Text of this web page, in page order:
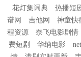
花灯集词典
热播短
谱网
吉他网 神童快
程资源
奈飞电影剧情
费短剧
华纳电影